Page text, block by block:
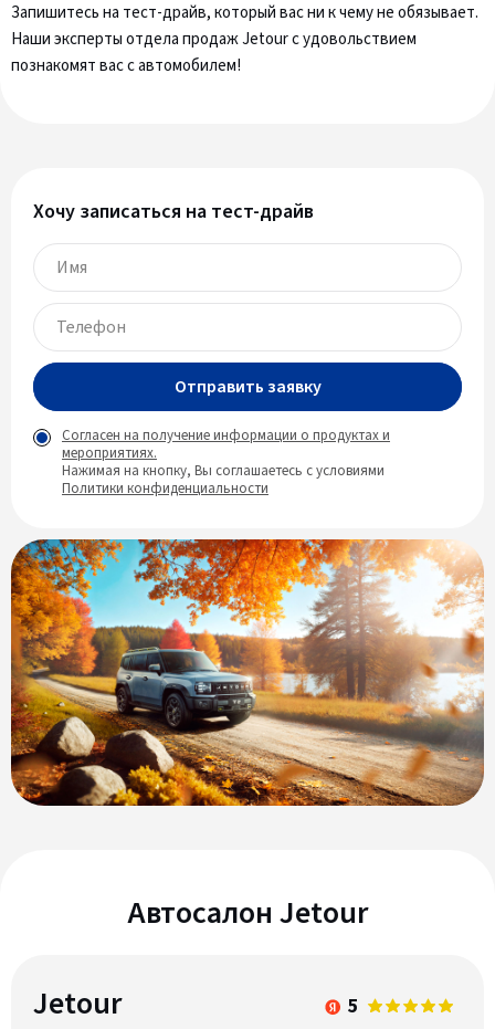
Запишитесь на тест-драйв, который вас ни к чему не обязывает.
Наши эксперты отдела продаж Jetour с удовольствием
познакомят вас с автомобилем!
Хочу записаться на тест-драйв
Отправить заявку
Согласен на получение информации о продуктах и
мероприятиях.
Нажимая на кнопку, Вы соглашаетесь с условиями
Политики конфиденциальности
Автосалон Jetour
Jetour 5